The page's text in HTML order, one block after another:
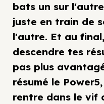
bats un sur
juste en train de
l'autre. Et au
descendre tes
pas plus
résumé le
rentre dans le vif